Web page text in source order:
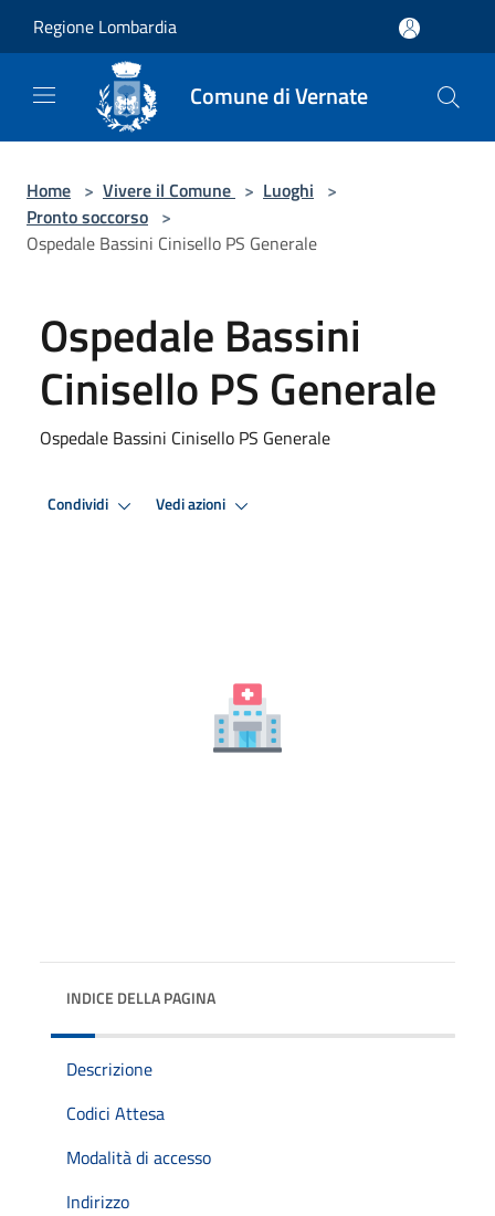
Regione Lombardia
Comune di Vernate
Home > Vivere il Comune > Luoghi >
Pronto soccorso >
Ospedale Bassini Cinisello PS Generale
Ospedale Bassini
Cinisello PS Generale
Ospedale Bassini Cinisello PS Generale
Condividi Vedi azioni
INDICE DELLA PAGINA
Descrizione
Codici Attesa
Modalità di accesso
Indirizzo